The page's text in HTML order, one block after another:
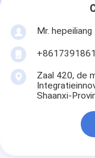
Mr. hepeiliang
Zaal 420, de
Shaanxi-